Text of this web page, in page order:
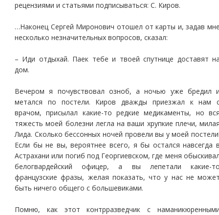
рецензиями и статьями подписываться: С. Киров.
…Наконец Сергей Миронович отошел от карты и, задав
несколько незначительных вопросов, сказал:
– Иди отдыхай. Паек тебе и твоей спутнице доставят
дом.
Вечером я почувствовал озноб, а ночью уже бредил
метался по постели. Киров дважды приезжал к нам
врачом, присылал какие-то редкие медикаменты, но
тяжесть моей болезни легла на ваши хрупкие плечи,
Лида. Сколько бессонных ночей провели вы у моей
Если бы не вы, вероятнее всего, я бы остался навсегда
Астрахани или погиб под Георгиевском, где меня
белогвардейский офицер, а вы лепетали какие-
французские фразы, желая показать, что у нас не
быть ничего общего с большевиками.
Помню, как этот контрразведчик с